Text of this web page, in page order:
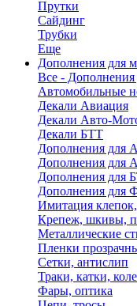
Прутки
Сайдинг
Трубки
Еще
Дополнения для
Все - Дополнения
Автомобильные
Декали Авиация
Декали Авто-
Декали БТТ
Дополнения для
Дополнения для
Дополнения для
Дополнения для
Имитация клепок,
Крепеж, шкивы,
Металлические
Пленки
Сетки, антислип
Траки, катки,
Фары, оптика